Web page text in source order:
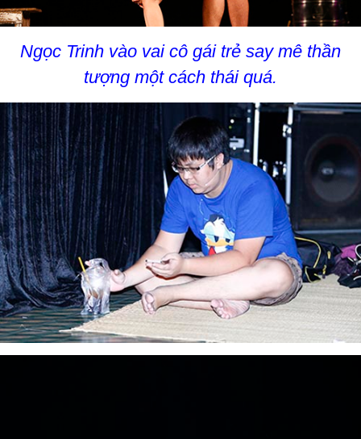
Ngọc Trinh vào vai cô gái trẻ say mê thần
tượng một cách thái quá.